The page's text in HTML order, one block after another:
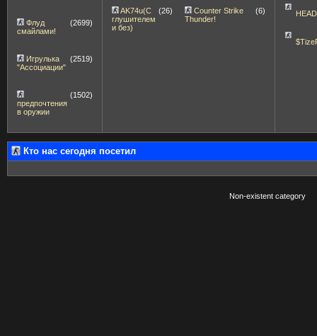
Флуд
смайлами!
(2699)
Игрулька
"Ассоциации"
(2519)
предпочтения
в оружии
(1502)
AK74u(С
глушителем
и без)
(26)
Counter Strike
Thunder!
(6)
Кто нас сегодня посетил
Non-existent category